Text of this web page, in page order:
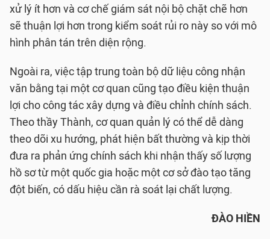
xử lý ít hơn và cơ chế giám sát nội bộ chặt chẽ hơn
sẽ thuận lợi hơn trong kiểm soát rủi ro này so với mô
hình phân tán trên diện rộng.
Ngoài ra, việc tập trung toàn bộ dữ liệu công nhận
văn bằng tại một cơ quan cũng tạo điều kiện thuận
lợi cho công tác xây dựng và điều chỉnh chính sách.
Theo thầy Thành, cơ quan quản lý có thể dễ dàng
theo dõi xu hướng, phát hiện bất thường và kịp thời
đưa ra phản ứng chính sách khi nhận thấy số lượng
hồ sơ từ một quốc gia hoặc một cơ sở đào tạo tăng
đột biến, có dấu hiệu cần rà soát lại chất lượng.
ĐÀO HIỀN